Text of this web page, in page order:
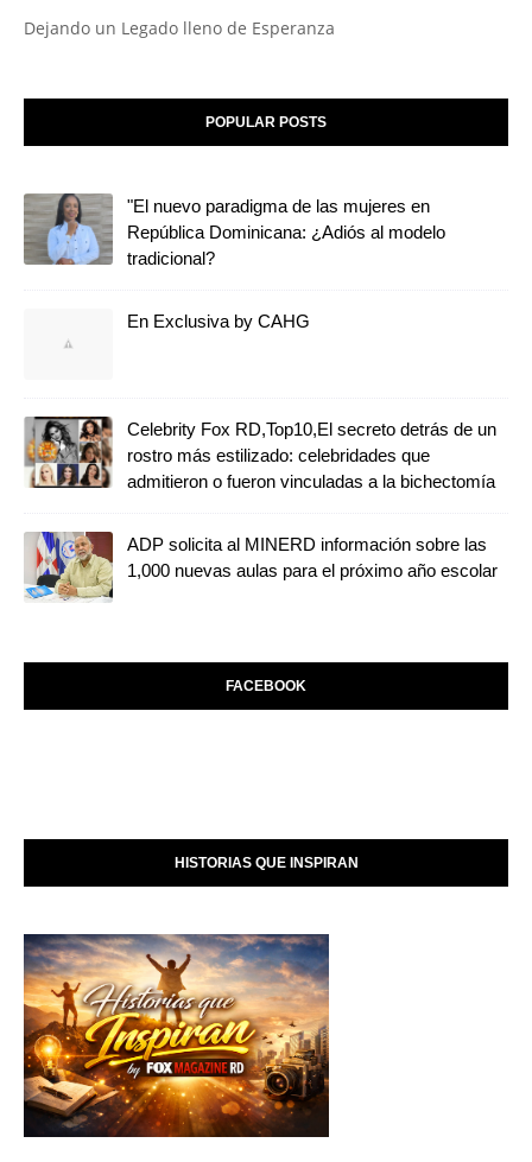
Dejando un Legado lleno de Esperanza
POPULAR POSTS
"El nuevo paradigma de las mujeres en
República Dominicana: ¿Adiós al modelo
tradicional?
En Exclusiva by CAHG
Celebrity Fox RD,Top10,El secreto detrás de un
rostro más estilizado: celebridades que
admitieron o fueron vinculadas a la bichectomía
ADP solicita al MINERD información sobre las
1,000 nuevas aulas para el próximo año escolar
FACEBOOK
HISTORIAS QUE INSPIRAN